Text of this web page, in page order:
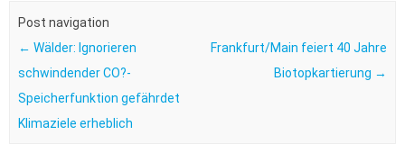
Post navigation
← Wälder: Ignorieren
schwindender CO?-
Speicherfunktion gefährdet
Klimaziele erheblich
Frankfurt/Main feiert 40 Jahre
Biotopkartierung →